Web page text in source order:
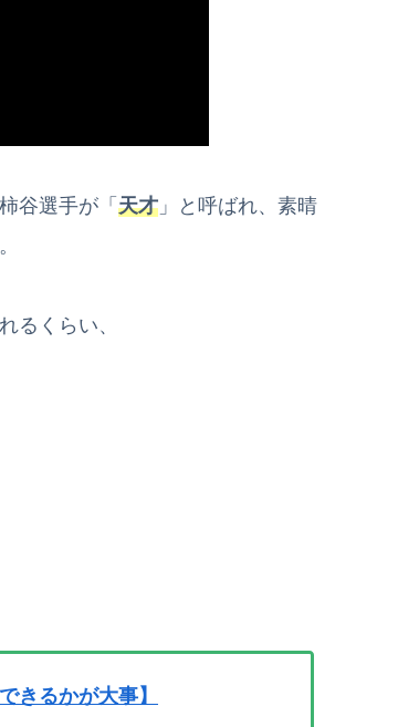
谷選手が「 天才 」と呼ばれ、素晴
るくらい、
きるかが大事】